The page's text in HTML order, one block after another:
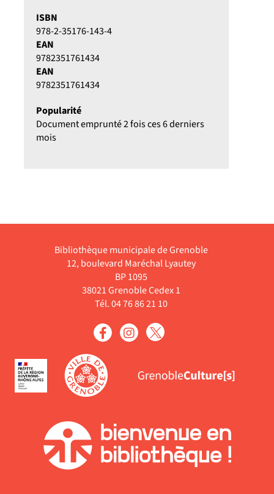
ISBN
978-2-35176-143-4
EAN
9782351761434
EAN
9782351761434
Popularité
Document emprunté 2 fois ces 6 derniers
mois
Bibliothèque municipale de Grenoble
12, boulevard Maréchal Lyautey
BP 1095
38021 Grenoble Cedex 1
Tél. 04 76 86 21 10